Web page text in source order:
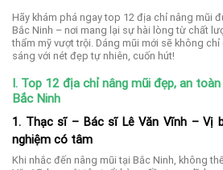
Hãy khám phá ngay top 12 địa chỉ nâng mũi
Bắc Ninh – nơi mang lại sự hài lòng từ chất
thẩm mỹ vượt trội. Dáng mũi mới sẽ không
sáng với nét đẹp tự nhiên, cuốn hút!
I. Top 12 địa chỉ nâng mũi đẹp, an
Bắc Ninh
1. Thạc sĩ – Bác sĩ Lê Văn Vĩnh – Vị
nghiệm có tâm
Khi nhắc đến nâng mũi tại Bắc Ninh, không